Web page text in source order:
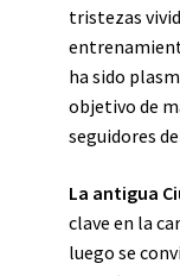
tristezas
ha sido
objetivo de
seguidores
La antigua
clave en la
luego se